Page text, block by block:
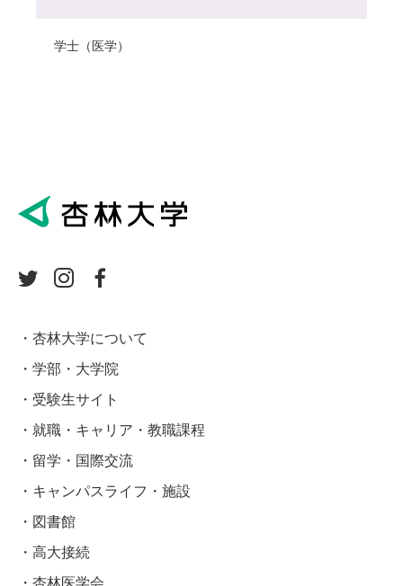
学士（医学）
杏林大学について
学部・大学院
受験生サイト
就職・キャリア・教職課程
留学・国際交流
キャンパスライフ・施設
図書館
高大接続
杏林医学会